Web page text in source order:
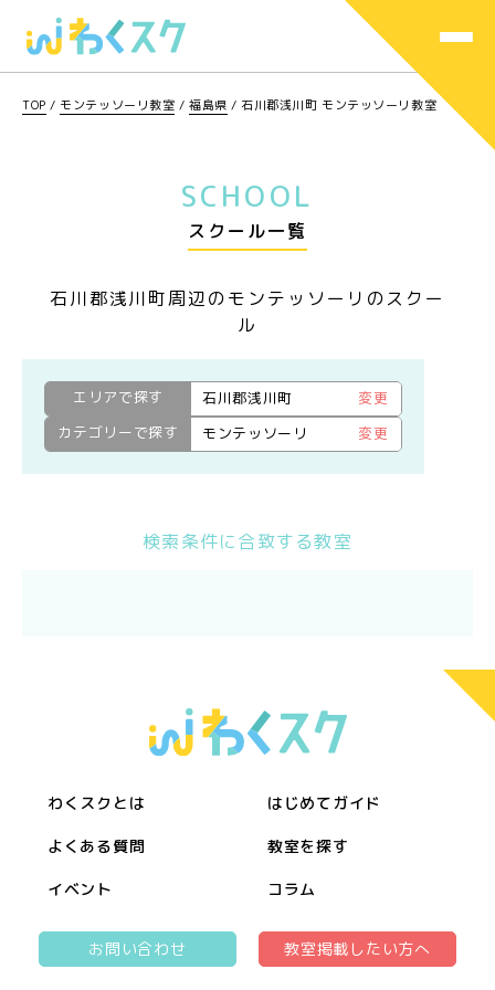
TOP / モンテッソーリ教室 / 福島県 / 石川郡浅川町 モンテッソーリ教室
SCHOOL
スクール一覧
石川郡浅川町周辺のモンテッソーリのスクー
ル
エリアで探す 石川郡浅川町
変更
カテゴリーで探す
モンテッソーリ 変更
検索条件に合致する教室
わくスクとは はじめてガイド
よくある質問 教室を探す
イベント コラム
お問い合わせ 教室掲載したい方へ